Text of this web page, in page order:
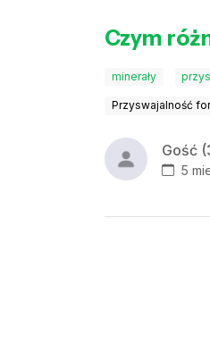
Czym
minerały
Przyswajalność
Gość
5